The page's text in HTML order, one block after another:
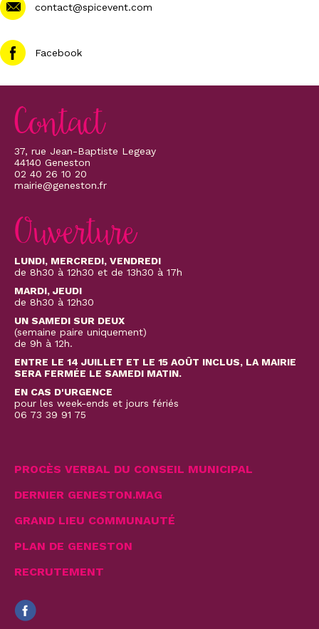
contact@spicevent.com
Facebook
Contact
37, rue Jean-Baptiste Legeay
44140 Geneston
02 40 26 10 20
mairie@geneston.fr
Ouverture
LUNDI, MERCREDI, VENDREDI
de 8h30 à 12h30 et de 13h30 à 17h
MARDI, JEUDI
de 8h30 à 12h30
UN SAMEDI SUR DEUX
(semaine paire uniquement)
de 9h à 12h.
ENTRE LE 14 JUILLET ET LE 15 AOÛT INCLUS, LA MAIRIE
SERA FERMÉE LE SAMEDI MATIN.
EN CAS D'URGENCE
pour les week-ends et jours fériés
06 73 39 91 75
PROCÈS VERBAL DU CONSEIL MUNICIPAL
DERNIER GENESTON.MAG
GRAND LIEU COMMUNAUTÉ
PLAN DE GENESTON
RECRUTEMENT